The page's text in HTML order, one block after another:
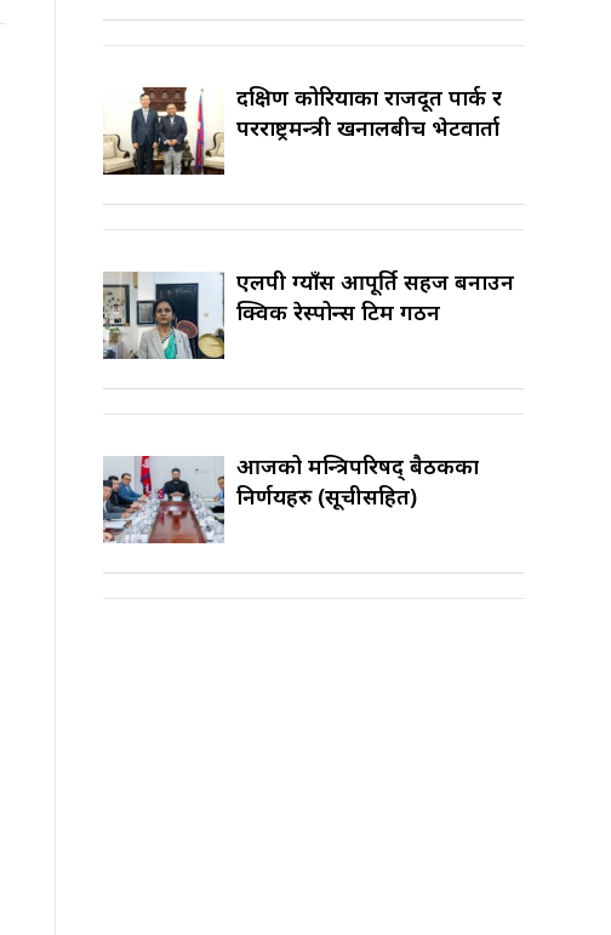
दक्षिण कोरियाका राजदूत पार्क र
परराष्ट्रमन्त्री खनालबीच भेटवार्ता
एलपी ग्याँस आपूर्ति सहज बनाउन
क्विक रेस्पोन्स टिम गठन
आजको मन्त्रिपरिषद् बैठकका
निर्णयहरु (सूचीसहित)